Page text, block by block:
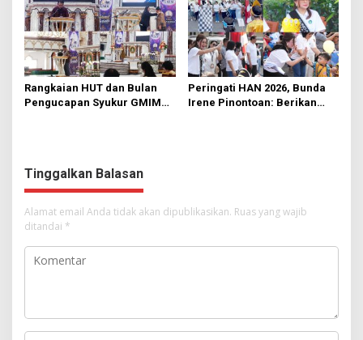
Rangkaian HUT dan Bulan
Pengucapan Syukur GMIM
Peringati HAN 2026, Bunda
Irene Pinontoan: Berikan
Tinggalkan Balasan
Alamat email Anda tidak akan dipublikasikan. Ruas yang wajib
ditandai *